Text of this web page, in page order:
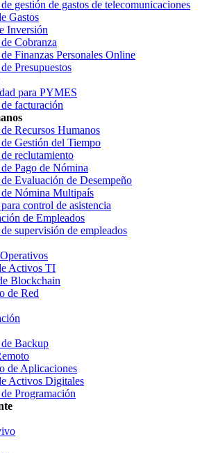
gestión de gastos de telecomunicaciones
Gastos
Inversión
Cobranza
Finanzas Personales Online
Presupuestos
para PYMES
facturación
Recursos Humanos
Gestión del Tiempo
reclutamiento
Pago de Nómina
Evaluación de Desempeño
Nómina Multipaís
control de asistencia
de Empleados
supervisión de empleados
Activos TI
Blockchain
de Red
Backup
de Aplicaciones
Activos Digitales
Programación